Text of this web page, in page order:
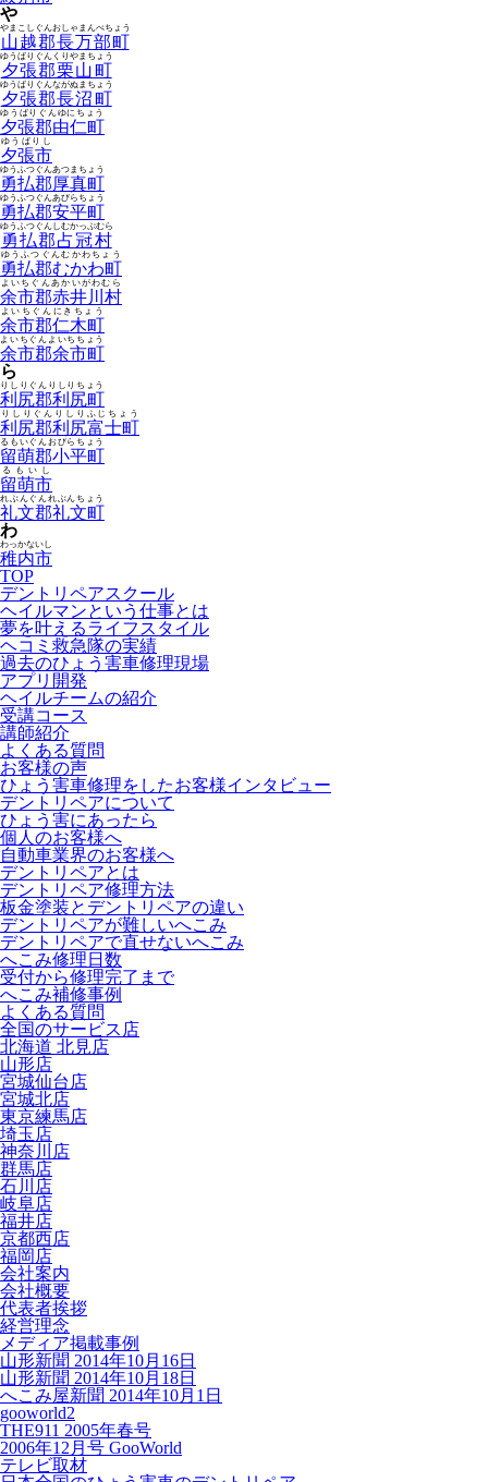
や
山越郡長万部町
やまこしぐんおしゃまんべちょう
夕張郡栗山町
ゆうばりぐんくりやまちょう
夕張郡長沼町
ゆうばりぐんながぬまちょう
夕張郡由仁町
ゆうばりぐんゆにちょう
夕張市
ゆうばりし
勇払郡厚真町
ゆうふつぐんあつまちょう
勇払郡安平町
ゆうふつぐんあびらちょう
勇払郡占冠村
ゆうふつぐんしむかっぷむら
勇払郡むかわ町
ゆうふつぐんむかわちょう
余市郡赤井川村
よいちぐんあかいがわむら
余市郡仁木町
よいちぐんにきちょう
余市郡余市町
よいちぐんよいちちょう
ら
利尻郡利尻町
りしりぐんりしりちょう
利尻郡利尻富士町
りしりぐんりしりふじちょう
留萌郡小平町
るもいぐんおびらちょう
留萌市
るもいし
礼文郡礼文町
れぶんぐんれぶんちょう
わ
稚内市
わっかないし
TOP
デントリペアスクール
ヘイルマンという仕事とは
夢を叶えるライフスタイル
ヘコミ救急隊の実績
過去のひょう害車修理現場
アプリ開発
ヘイルチームの紹介
受講コース
講師紹介
よくある質問
お客様の声
ひょう害車修理をしたお客様インタビュー
デントリペアについて
ひょう害にあったら
個人のお客様へ
自動車業界のお客様へ
デントリペアとは
デントリペア修理方法
板金塗装とデントリペアの違い
デントリペアが難しいへこみ
デントリペアで直せないへこみ
へこみ修理日数
受付から修理完了まで
へこみ補修事例
よくある質問
全国のサービス店
北海道 北見店
山形店
宮城仙台店
宮城北店
東京練馬店
埼玉店
神奈川店
群馬店
石川店
岐阜店
福井店
京都西店
福岡店
会社案内
会社概要
代表者挨拶
経営理念
メディア掲載事例
山形新聞 2014年10月16日
山形新聞 2014年10月18日
へこみ屋新聞 2014年10月1日
gooworld2
THE911 2005年春号
2006年12月号 GooWorld
テレビ取材